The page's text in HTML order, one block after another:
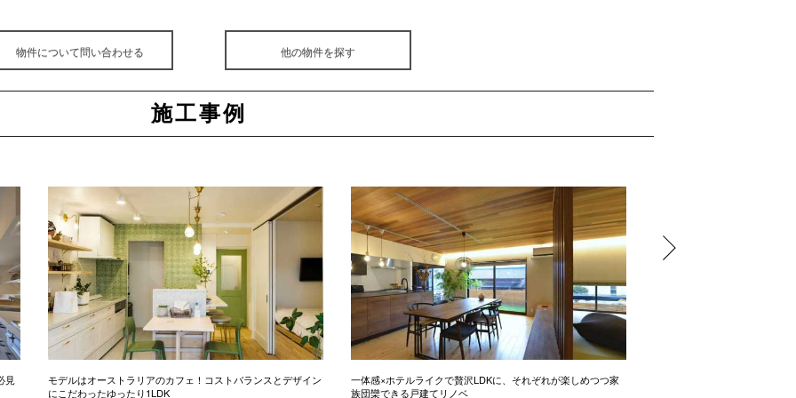
物件について問い合わせる 他の物件を探す
施工事例
見
モデルはオーストラリアのカフェ！コストバランスとデザイン
にこだわったゆったり1LDK
一体感×ホテルライクで贅沢LDKに、それぞれが楽しめつつ家
族団欒できる戸建てリノベ